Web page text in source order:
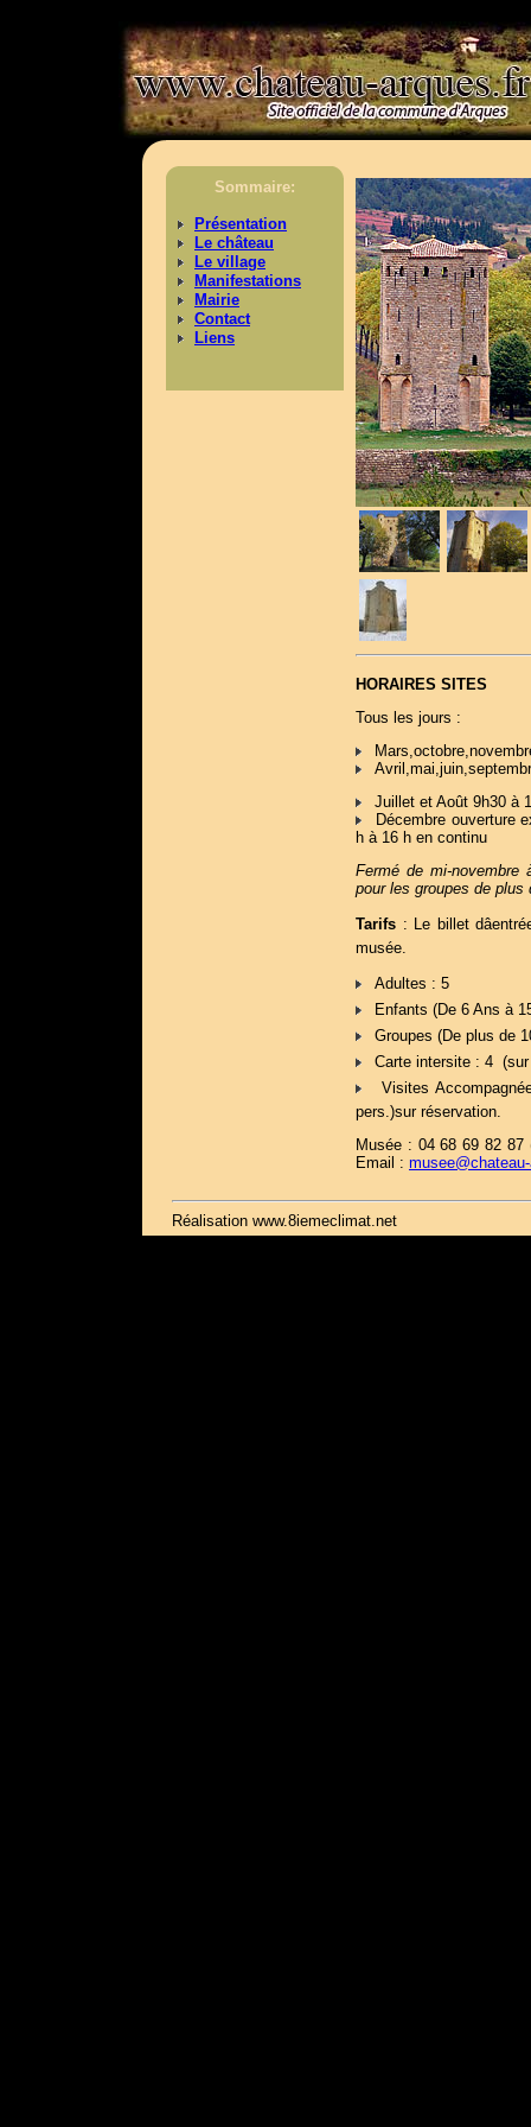
Sommaire:
Présentation
Le château
Le village
Manifestations
Mairie
Contact
Liens
HORAIRES SITES
Tous les jours :
Juillet et Août 9h30 à
Décembre ouverture
h à 16 h en continu
Fermé de mi-novembre
pour les groupes de plus
Tarifs : Le billet
musée.
Adultes : 5 
Enfants (De 6 Ans à
Groupes (De plus de
Carte intersite : 4 
Visites
pers.)sur réservation.
Musée : 04 68 69 82
Email :
Réalisation www.8iemeclimat.net